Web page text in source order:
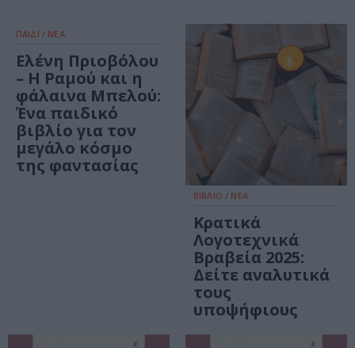
ΠΑΙΔΙ / ΝΕΑ
Ελένη Πριοβόλου
– Η Ραμού και η
φάλαινα Μπελού:
Ένα παιδικό
βιβλίο για τον
μεγάλο κόσμο
της φαντασίας
ΒΙΒΛΙΟ / ΝΕΑ
Κρατικά
Λογοτεχνικά
Βραβεία 2025:
Δείτε αναλυτικά
τους
υποψήφιους